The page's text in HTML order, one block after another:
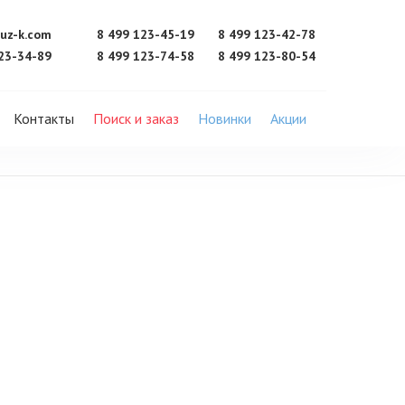
k.com
34-89
8 499 123-45-19
8 499 123-42-78
8 499 123-74-58
8 499 123-80-54
Контакты Поиск и заказ Новинки Акции